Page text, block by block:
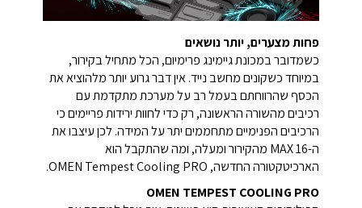
פחות מצערים, יותר נושאים
כשמדובר במכונת גיימינג פרימיום, הכל מתחיל בקירור,
במיוחד כשקונים מחשב נייד. אין דבר גרוע יותר מלהוציא את
הכסף שהרווחתם בעמל רב על מערכת מתקדמת עם
רכיבים מהשורה הראשונה, רק כדי לחוות ירידות פריימים כי
הרכיבים הפנימיים מתחממים יתר על המידה. לכן עיצבו את
ה-MAX 16 מהקירור ומעלה, ומה שהתקבל הוא
הארכיטקטורה החדשה, OMEN Tempest Cooling PRO.
OMEN TEMPEST COOLING PRO